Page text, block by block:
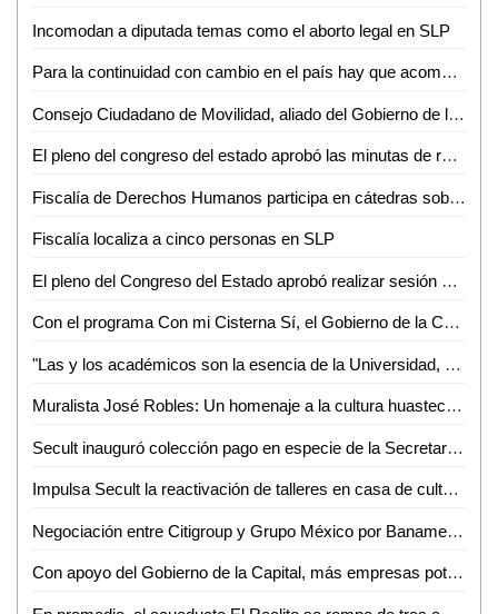
Incomodan a diputada temas como el aborto legal en SLP
Para la continuidad con cambio en el país hay que acompañar al presidente con unidad, lealtad y compromiso: Adán Augusto López Hernández
Consejo Ciudadano de Movilidad, aliado del Gobierno de la Capital: Consejeros
El pleno del congreso del estado aprobó las minutas de reforma constitucional federal, en materia de suspensión derechos para ocupar cargo, empleo o comisión del servicio público
Fiscalía de Derechos Humanos participa en cátedras sobre el combate a la trata de personas
Fiscalía localiza a cinco personas en SLP
El pleno del Congreso del Estado aprobó realizar sesión solemne y ordinaria en el municipio de Matehuala
Con el programa Con mi Cisterna Sí, el Gobierno de la Capital beneficia a familias de la zona rural
"Las y los académicos son la esencia de la Universidad, porque en ellos está la avidez de crear, resguardar y difundir saberes": Dr. Alejandro Zermeño
Muralista José Robles: Un homenaje a la cultura huasteca a través de su arte y cosmovisión
Secult inauguró colección pago en especie de la Secretaría de Hacienda y crédito público
Impulsa Secult la reactivación de talleres en casa de cultura del barrio de San Sebastián
Negociación entre Citigroup y Grupo México por Banamex se interrumpe debido a percance en vías férreas; venta se pospone hasta 2025
Con apoyo del Gobierno de la Capital, más empresas potosinas están por integrarse como proveedores del sector automotriz